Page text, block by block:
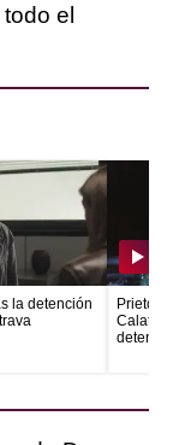
el
la detención
Prieto